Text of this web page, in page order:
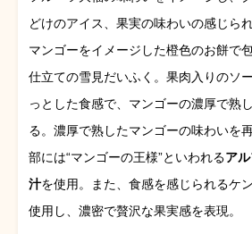
どけのアイス、果実の味わいの感じら
マンゴーをイメージした橙色のお餅で
仕立ての雪見だいふく。 果肉入りのソ
っとした食感で、マンゴーの濃厚で熟
る。 濃厚で熟したマンゴーの味わいを
部には“マンゴーの王様”といわれるア
汁を使用。また、食感を感じられるケ
使用し、濃密で贅沢な果実感を表現。